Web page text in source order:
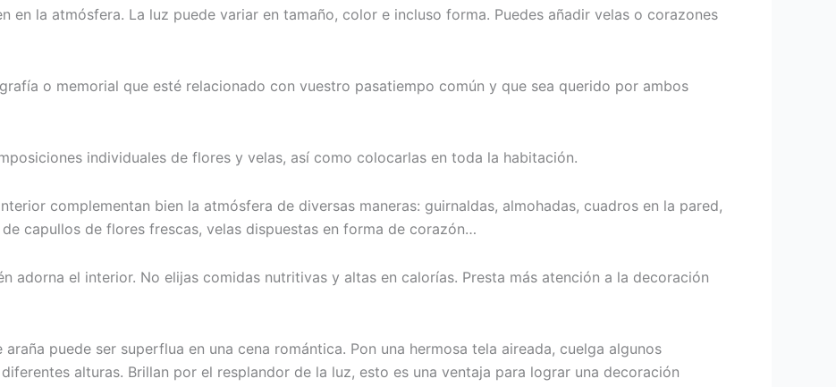
en la atmósfera. La luz puede variar en tamaño, color e incluso forma. Puedes añadir velas o corazones
o memorial que esté relacionado con vuestro pasatiempo común y que sea querido por ambos
individuales de flores y velas, así como colocarlas en toda la habitación.
complementan bien la atmósfera de diversas maneras: guirnaldas, almohadas, cuadros en la pared,
capullos de flores frescas, velas dispuestas en forma de corazón…
adorna el interior. No elijas comidas nutritivas y altas en calorías. Presta más atención a la decoración
puede ser superflua en una cena romántica. Pon una hermosa tela aireada, cuelga algunos
alturas. Brillan por el resplandor de la luz, esto es una ventaja para lograr una decoración